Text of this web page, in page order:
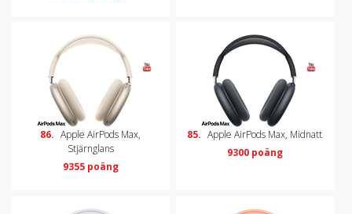
86. Apple AirPods Max,
Stjärnglans
9355 poäng
85. Apple AirPods Max, Midnatt
9300 poäng